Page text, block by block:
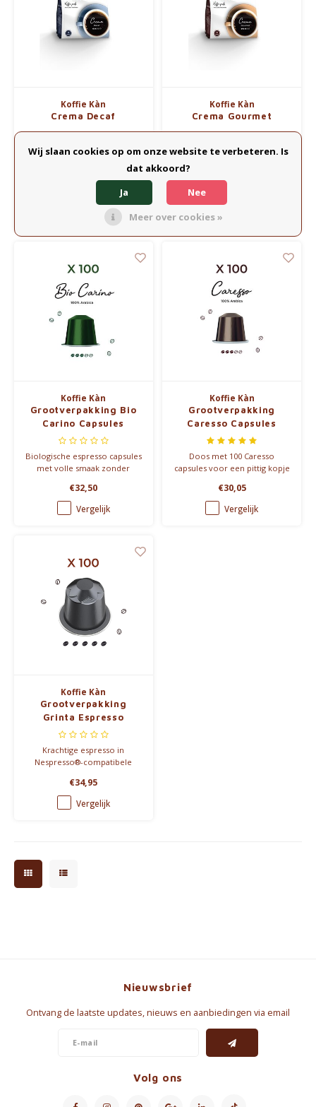
Koffie Kàn
Crema Decaf
Arabicamélange die bekoort
door zijn verfijnde, zachte
Vergelijk
Koffie Kàn
Crema Gourmet
kruimige Arabicamélange, vol
pit en toch mild.
Koffie Kàn
Grootverpakking Bio
Carino Capsules
Biologische espresso capsules
met volle smaak zonder
van 100 aluminium capsules,
compatibel met Nespresso®.
€32,50
Vergelijk
Koffie Kàn
Grootverpakking
Caresso Capsules
Doos met 100 Caresso
capsules voor een pittig kopje
nooit bitter of hard.
€30,05
Vergelijk
Koffie Kàn
Grootverpakking
Grinta Espresso
Capsules
Krachtige espresso in
Nespresso®-compatibele
voor wie van een stevig kopje
houdt. Limited Edition.
Aluminium capsules in PMD.
€34,95
Vergelijk
Nieuwsbrief
Ontvang de laatste updates, nieuws en aanbiedingen via email
Volg ons
Wij slaan cookies op om onze website te verbeteren. Is
dat akkoord?
Ja
Nee
Meer over cookies »